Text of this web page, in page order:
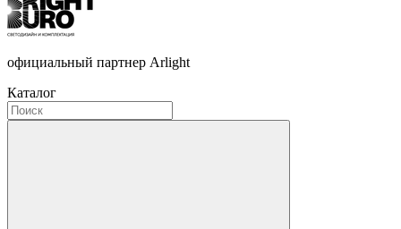
официальный партнер Arlight
Каталог